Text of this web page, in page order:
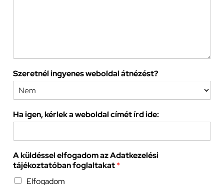
Szeretnél ingyenes weboldal átnézést?
Ha igen, kérlek a weboldal címét írd ide:
A küldéssel elfogadom az Adatkezelési
tájékoztatóban foglaltakat*
Elfogadom